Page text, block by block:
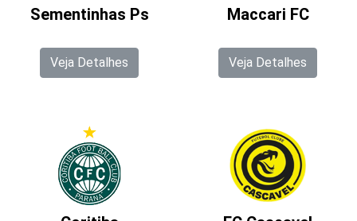
Sementinhas Ps
Veja Detalhes
Maccari FC
Veja Detalhes